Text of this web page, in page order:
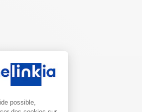
:
possible,